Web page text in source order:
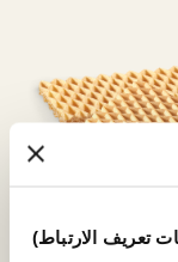
تعريف الارتباط)